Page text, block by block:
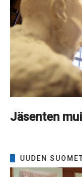
Jäsenten
UUDEN